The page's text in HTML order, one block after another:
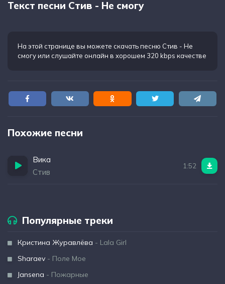
Текст песни Стив - Не смогу
На этой странице вы можете скачать песню Стив - Не
смогуили слушайте онлайн в хорошем 320 kbps качестве
Похожие песни
Вика
Стив
1:52
Популярные треки
Кристина Журавлёва - Lala Girl
Sharaev - Поле Мое
Jansena - Пожарные